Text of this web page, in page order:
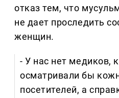
отказ тем, что
не дает проследить
женщин.
- У нас нет медиков,
осматривали бы
посетителей, а